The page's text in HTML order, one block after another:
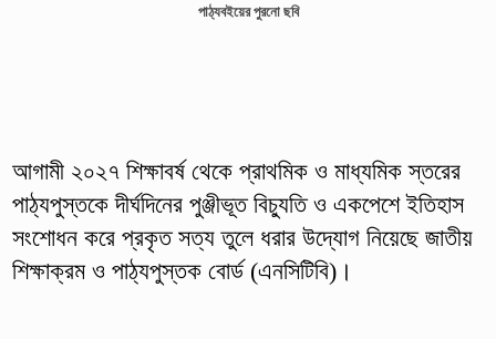
পাঠ্যবইয়ের পুরনো ছবি
আগামী ২০২৭ শিক্ষাবর্ষ থেকে প্রাথমিক ও মাধ্যমিক স্তরের
পাঠ্যপুস্তকে দীর্ঘদিনের পুঞ্জীভূত বিচ্যুতি ও একপেশে ইতিহাস
সংশোধন করে প্রকৃত সত্য তুলে ধরার উদ্যোগ নিয়েছে জাতীয়
শিক্ষাক্রম ও পাঠ্যপুস্তক বোর্ড (এনসিটিবি)।